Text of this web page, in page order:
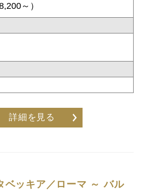
～）
詳細を見る
ベッキア／ローマ ～ バル